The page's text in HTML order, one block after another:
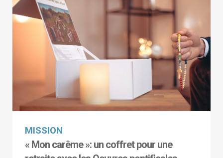
MISSION
« Mon carême »: un coffret pour une